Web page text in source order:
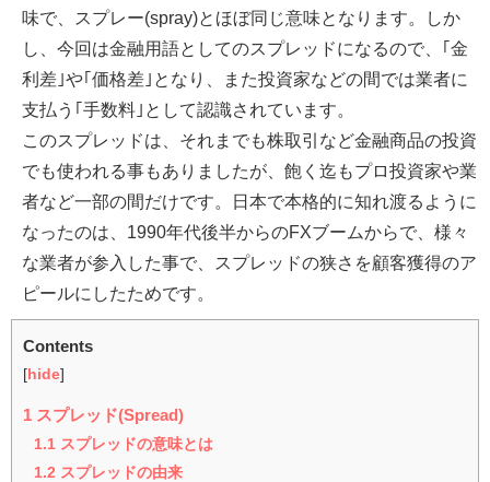
味で、スプレー(spray)とほぼ同じ意味となります。しか
し、今回は金融用語としてのスプレッドになるので、｢金
利差｣や｢価格差｣となり、また投資家などの間では業者に
支払う｢手数料｣として認識されています。
このスプレッドは、それまでも株取引など金融商品の投資
でも使われる事もありましたが、飽く迄もプロ投資家や業
者など一部の間だけです。日本で本格的に知れ渡るように
なったのは、1990年代後半からのFXブームからで、様々
な業者が参入した事で、スプレッドの狭さを顧客獲得のア
ピールにしたためです。
Contents
[ hide]
1 スプレッド(Spread)
1.1 スプレッドの意味とは
1.2 スプレッドの由来